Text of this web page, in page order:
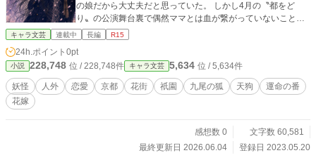
の娘だから大丈夫だと思っていた。 しかし4月の〝都をど
り〟の公演舞台裏で偶然ママとは血が繋がっていないことを
知ってしまう。ショックを受けた私が迷い込んだ枝垂れ桜咲
でした。 ※処女作〝祇園あやかし綺譚〜私、妖の花嫁になり
ます〜〟の全ての文と構成を完全リライトしました！
キャラ文芸 連載中 長編 R15
24h.ポイント 0pt
小説 228,748 位 / 228,748件 キャラ文芸 5,634 位 / 5,634件
妖怪 人外 恋愛 京都 花街 祇園 九尾の狐 天狗
運命の番
花嫁
感想数 0
文字数 60,581
最終更新日 2026.06.04
登録日 2023.05.20